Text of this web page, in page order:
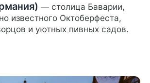
— столица Баварии,
известного Октоберфеста,
и уютных пивных садов.